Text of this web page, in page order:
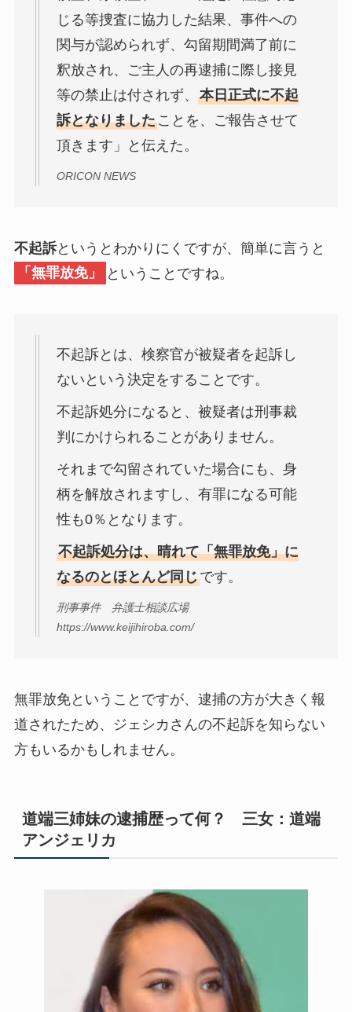
じる等捜査に協力した結果、事件への
関与が認められず、勾留期間満了前に
釈放され、ご主人の再逮捕に際し接見
等の禁止は付されず、 本日正式に不起
訴となりましたことを、ご報告させて
頂きます」と伝えた。
ORICON NEWS
不起訴というとわかりにくですが、簡単に言うと
「無罪放免」
ということですね。
不起訴とは、検察官が被疑者を起訴し
ないという決定をすることです。
不起訴処分になると、被疑者は刑事裁
判にかけられることがありません。
それまで勾留されていた場合にも、身
柄を解放されますし、有罪になる可能
性も0％となります。
不起訴処分は、晴れて「無罪放免」に
なるのとほとんど同じです。
刑事事件 弁護士相談広場
https://www.keijihiroba.com/
無罪放免ということですが、逮捕の方が大きく報
道されたため、ジェシカさんの不起訴を知らない
方もいるかもしれません。
道端三姉妹の逮捕歴って何？ 三女：道端
アンジェリカ